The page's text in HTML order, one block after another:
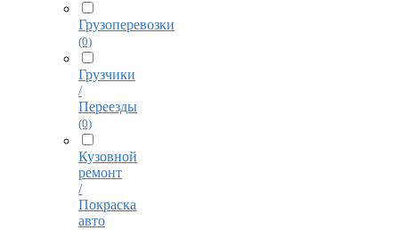
Грузоперевозки
(0)
Грузчики
/
Переезды
(0)
Кузовной
ремонт
/
Покраска
авто